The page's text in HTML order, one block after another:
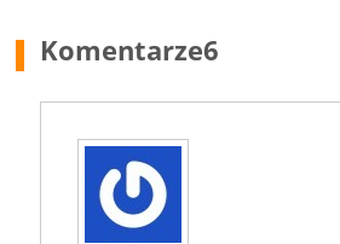
Komentarze6